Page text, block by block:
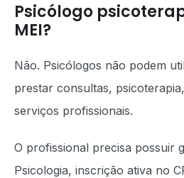
Psicólogo
MEI?
Não. Psicólogos não podem
prestar consultas,
serviços profissionais.
O profissional precisa possuir
Psicologia, inscrição ativa no